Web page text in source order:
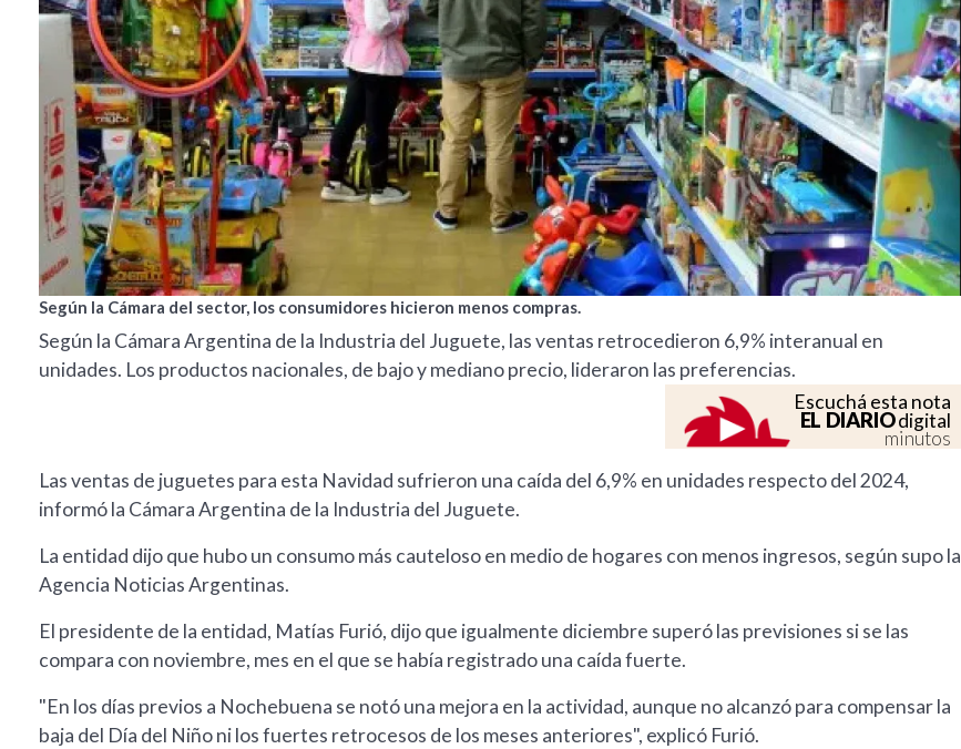
Según la Cámara del sector, los consumidores hicieron menos compras.
Según la Cámara Argentina de la Industria del Juguete, las ventas retrocedieron 6,9% interanual en
unidades. Los productos nacionales, de bajo y mediano precio, lideraron las preferencias.
Escuchá esta nota
EL DIARIOdigital
minutos
Las ventas de juguetes para esta Navidad sufrieron una caída del 6,9% en unidades respecto del 2024,
informó la Cámara Argentina de la Industria del Juguete.
La entidad dijo que hubo un consumo más cauteloso en medio de hogares con menos ingresos, según supo la
Agencia Noticias Argentinas.
El presidente de la entidad, Matías Furió, dijo que igualmente diciembre superó las previsiones si se las
compara con noviembre, mes en el que se había registrado una caída fuerte.
"En los días previos a Nochebuena se notó una mejora en la actividad, aunque no alcanzó para compensar la
baja del Día del Niño ni los fuertes retrocesos de los meses anteriores", explicó Furió.